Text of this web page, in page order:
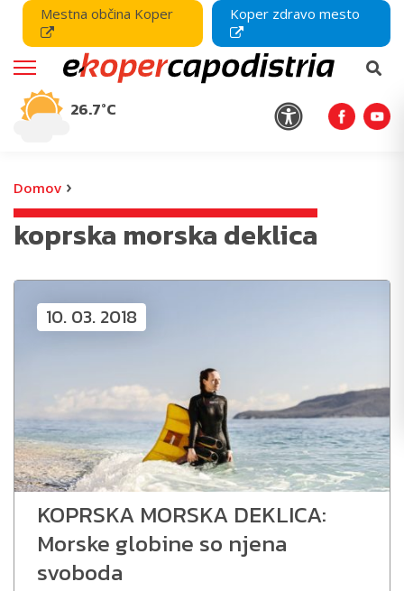
Mestna občina Koper Koper zdravo mesto
26.7°C
Domov ›
koprska morska deklica
10. 03. 2018
KOPRSKA MORSKA DEKLICA:
Morske globine so njena
svoboda